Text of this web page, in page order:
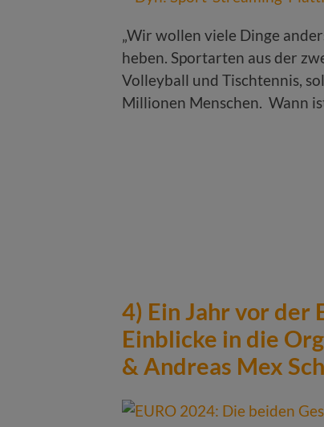
„Wir wollen viele Dinge
heben. Sportarten aus der
Volleyball und Tischtennis,
Millionen Menschen. Wann
4) Ein Jahr vor der
Einblicke in die
& Andreas Mex